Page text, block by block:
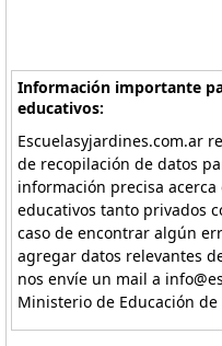
Información importante
educativos:
Escuelasyjardines.com.ar
de recopilación de datos
información precisa
educativos tanto privados
caso de encontrar algún
agregar datos relevantes
nos envíe un mail a
Ministerio de Educación